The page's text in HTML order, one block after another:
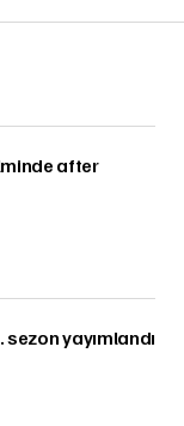
after
sezon yayımlandı